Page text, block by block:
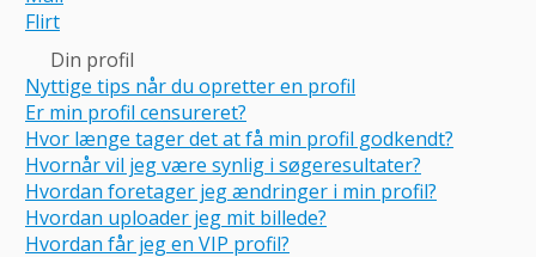
Flirt
Din profil
Nyttige tips når du opretter en profil
Er min profil censureret?
Hvor længe tager det at få min profil godkendt?
Hvornår vil jeg være synlig i søgeresultater?
Hvordan foretager jeg ændringer i min profil?
Hvordan uploader jeg mit billede?
Hvordan får jeg en VIP profil?